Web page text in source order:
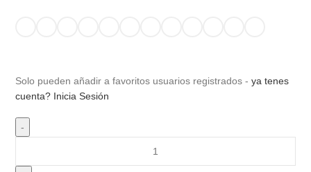
Solo pueden añadir a favoritos usuarios registrados -ya tenes
cuenta? Inicia Sesión